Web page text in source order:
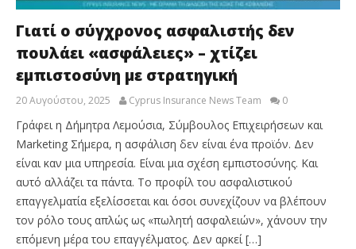
Γιατί ο σύγχρονος ασφαλιστής δεν
πουλάει «ασφάλειες» – χτίζει
εμπιστοσύνη με στρατηγική
20 Αυγούστου, 2025 Cyprus Insurance News Team 0
Γράφει η Δήμητρα Λεμούσια, Σύμβουλος Επιχειρήσεων και
Marketing Σήμερα, η ασφάλιση δεν είναι ένα προϊόν. Δεν
είναι καν μια υπηρεσία. Είναι μια σχέση εμπιστοσύνης. Και
αυτό αλλάζει τα πάντα. Το προφίλ του ασφαλιστικού
επαγγελματία εξελίσσεται και όσοι συνεχίζουν να βλέπουν
τον ρόλο τους απλώς ως «πωλητή ασφαλειών», χάνουν την
επόμενη μέρα του επαγγέλματος. Δεν αρκεί […]